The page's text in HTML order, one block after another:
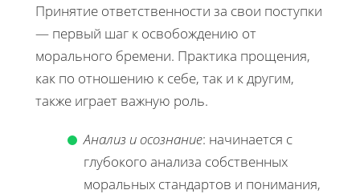
Принятие ответственности за свои поступки
— первый шаг к освобождению от
морального бремени. Практика прощения,
как по отношению к себе, так и к другим,
также играет важную роль.
Анализ и осознание: начинается с
глубокого анализа собственных
моральных стандартов и понимания,